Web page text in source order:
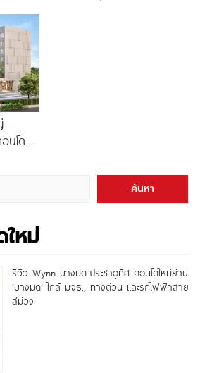
นโด
ค้นหา
ใหม่
รีวิว Wynn บางมด-ประชาอุทิศ คอนโดใหม่ย่าน
‘บางมด’ ใกล้ มจธ., ทางด่วน และรถไฟฟ้าสาย
สีม่วง